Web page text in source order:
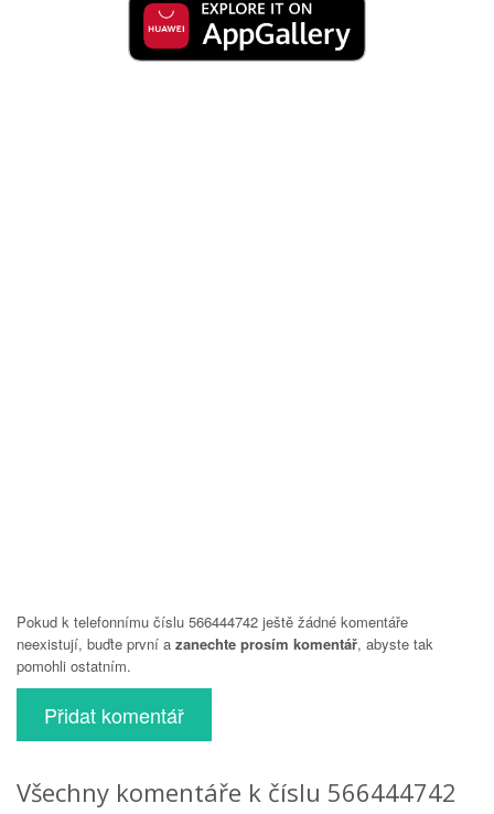
Pokud k telefonnímu číslu 566444742 ještě žádné komentáře
neexistují, buďte první a zanechte prosím komentář, abyste tak
pomohli ostatním.
Přidat komentář
Všechny komentáře k číslu 566444742